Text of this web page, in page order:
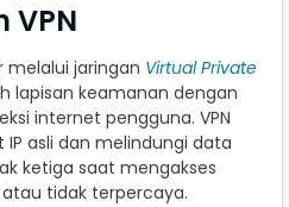
VPN
melalui jaringan Virtual Private
lapisan keamanan dengan
internet pengguna. VPN
asli dan melindungi data
ketiga saat mengakses
tidak terpercaya.